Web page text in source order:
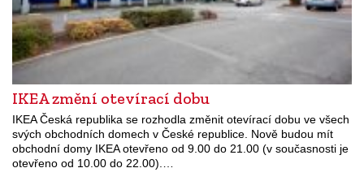
IKEA změní otevírací dobu
IKEA Česká republika se rozhodla změnit otevírací dobu ve všech
svých obchodních domech v České republice. Nově budou mít
obchodní domy IKEA otevřeno od 9.00 do 21.00 (v současnosti je
otevřeno od 10.00 do 22.00).…